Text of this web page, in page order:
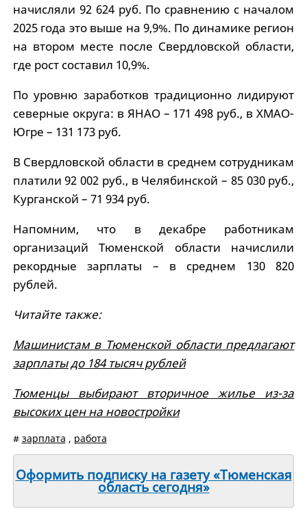
начисляли 92 624 руб. По сравнению с началом
2025 года это выше на 9,9%. По динамике регион
на втором месте после Свердловской области,
где рост составил 10,9%.
По уровню заработков традиционно лидируют
северные округа: в ЯНАО – 171 498 руб., в ХМАО-
Югре – 131 173 руб.
В Свердловской области в среднем сотрудникам
платили 92 002 руб., в Челябинской – 85 030 руб.,
Курганской – 71 934 руб.
Напомним, что в декабре работникам
организаций Тюменской области начислили
рекордные зарплаты – в среднем 130 820
рублей.
Читайте также:
Машинистам в Тюменской области предлагают
зарплаты до 184 тысяч рублей
Тюменцы выбирают вторичное жилье из-за
высоких цен на новостройки
# зарплата , работа
Оформить подписку на газету «Тюменская
область сегодня»